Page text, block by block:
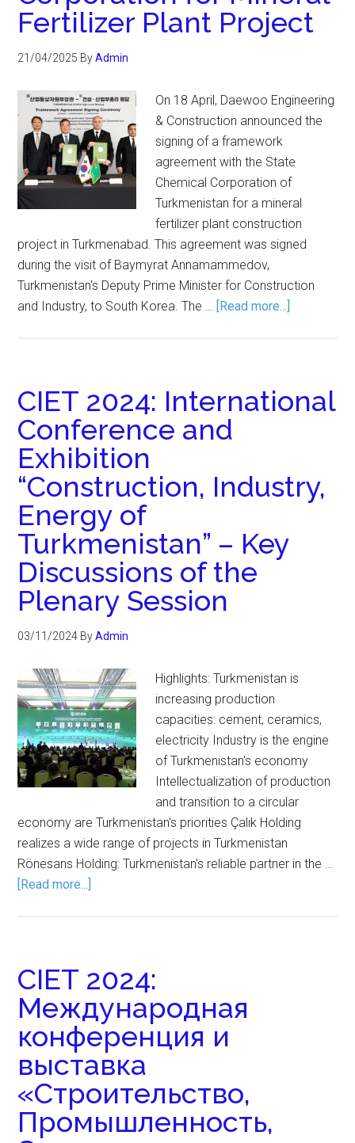
Fertilizer Plant Project
21/04/2025 ByAdmin
On 18 April, Daewoo Engineering
& Construction announced the
signing of a framework
agreement with the State
Chemical Corporation of
Turkmenistan for a mineral
fertilizer plant construction
project in Turkmenabad. This agreement was signed
during the visit of Baymyrat Annamammedov,
Turkmenistan's Deputy Prime Minister for Construction
and Industry, to South Korea. The … [Read more...]
CIET 2024: International
Conference and
Exhibition
“Construction, Industry,
Energy of
Turkmenistan” – Key
Discussions of the
Plenary Session
03/11/2024 ByAdmin
Highlights: Turkmenistan is
increasing production
capacities: cement, ceramics,
electricity Industry is the engine
of Turkmenistan's economy
Intellectualization of production
and transition to a circular
economy are Turkmenistan's priorities Çalık Holding
realizes a wide range of projects in Turkmenistan
Rönesans Holding: Turkmenistan's reliable partner in the …
[Read more...]
CIET 2024:
Международная
конференция и
выставка
«Строительство,
Промышленность,